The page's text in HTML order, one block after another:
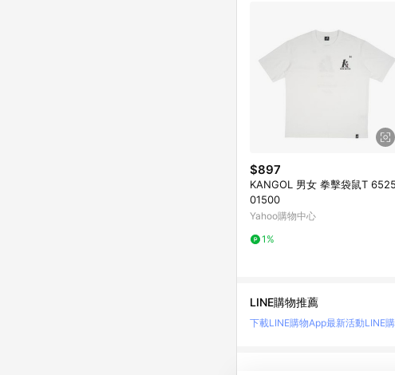
$897
KANGOL 男女 拳擊袋鼠T
01500
Yahoo購物中心
1%
LINE購物推薦
下載LINE購物App最新活動LINE